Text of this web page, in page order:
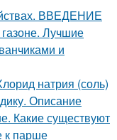
ВВЕДЕНИЕ
газоне. Лучшие
и
натрия (соль)
Описание
Какие существуют
к парше